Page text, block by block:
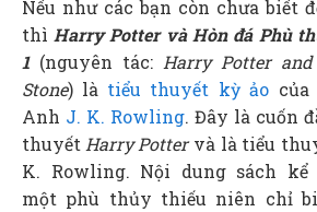
Nếu như các bạn còn chưa biết
thì Harry Potter và Hòn đá Phù
1(nguyên tác: Harry Potter and
Stone) là tiểu thuyết kỳ ảo
Anh J. K. Rowling. Đây là cuốn
thuyết Harry Pottervà là tiểu
K. Rowling. Nội dung sách kể
một phù thủy thiếu niên chỉ